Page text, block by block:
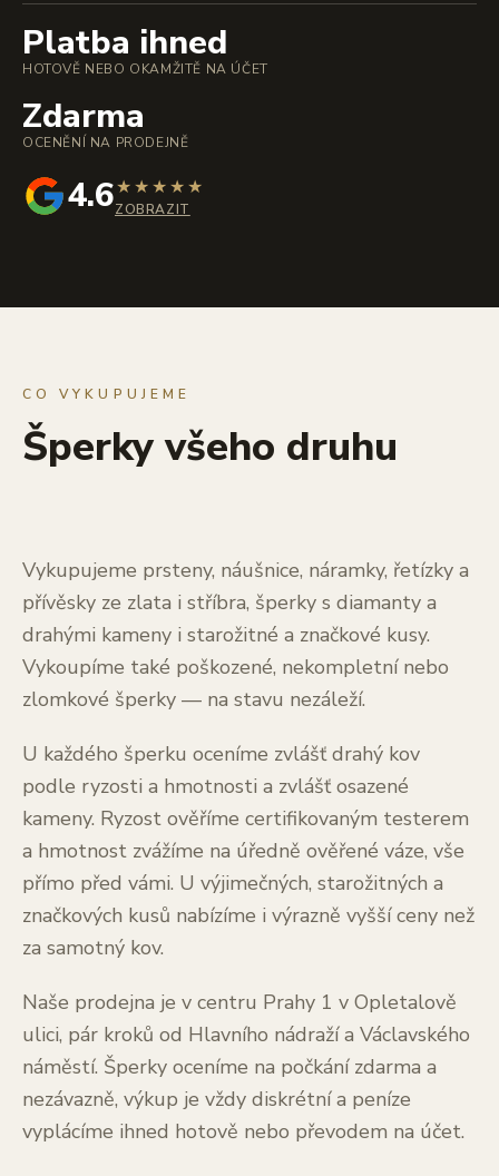
Platba ihned
HOTOVĚ NEBO OKAMŽITĚ NA ÚČET
Zdarma
OCENĚNÍ NA PRODEJNĚ
4.6★★★★★
ZOBRAZIT
CO VYKUPUJEME
Šperky všeho druhu
Vykupujeme prsteny, náušnice, náramky, řetízky a
přívěsky ze zlata i stříbra, šperky s diamanty a
drahými kameny i starožitné a značkové kusy.
Vykoupíme také poškozené, nekompletní nebo
zlomkové šperky — na stavu nezáleží.
U každého šperku oceníme zvlášť drahý kov
podle ryzosti a hmotnosti a zvlášť osazené
kameny. Ryzost ověříme certifikovaným testerem
a hmotnost zvážíme na úředně ověřené váze, vše
přímo před vámi. U výjimečných, starožitných a
značkových kusů nabízíme i výrazně vyšší ceny než
za samotný kov.
Naše prodejna je v centru Prahy 1 v Opletalově
ulici, pár kroků od Hlavního nádraží a Václavského
náměstí. Šperky oceníme na počkání zdarma a
nezávazně, výkup je vždy diskrétní a peníze
vyplácíme ihned hotově nebo převodem na účet.